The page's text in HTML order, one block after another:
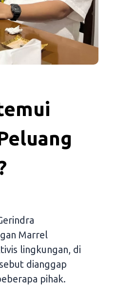
Marrel
lingkungan, di
dianggap
pihak.